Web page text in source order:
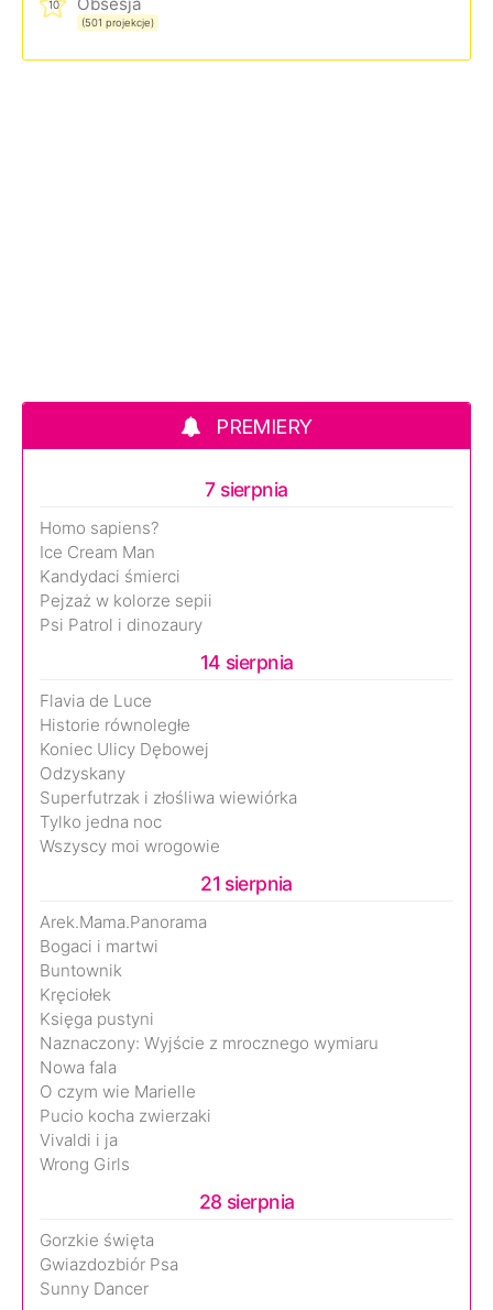
10
(501 projekcje)
PREMIERY
7 sierpnia
Homo sapiens?
Ice Cream Man
Kandydaci śmierci
Pejzaż w kolorze sepii
Psi Patrol i dinozaury
14 sierpnia
Flavia de Luce
Historie równoległe
Koniec Ulicy Dębowej
Odzyskany
Superfutrzak i złośliwa wiewiórka
Tylko jedna noc
Wszyscy moi wrogowie
21 sierpnia
Arek.Mama.Panorama
Bogaci i martwi
Buntownik
Kręciołek
Księga pustyni
Naznaczony: Wyjście z mrocznego wymiaru
Nowa fala
O czym wie Marielle
Pucio kocha zwierzaki
Vivaldi i ja
Wrong Girls
28 sierpnia
Gorzkie święta
Gwiazdozbiór Psa
Sunny Dancer